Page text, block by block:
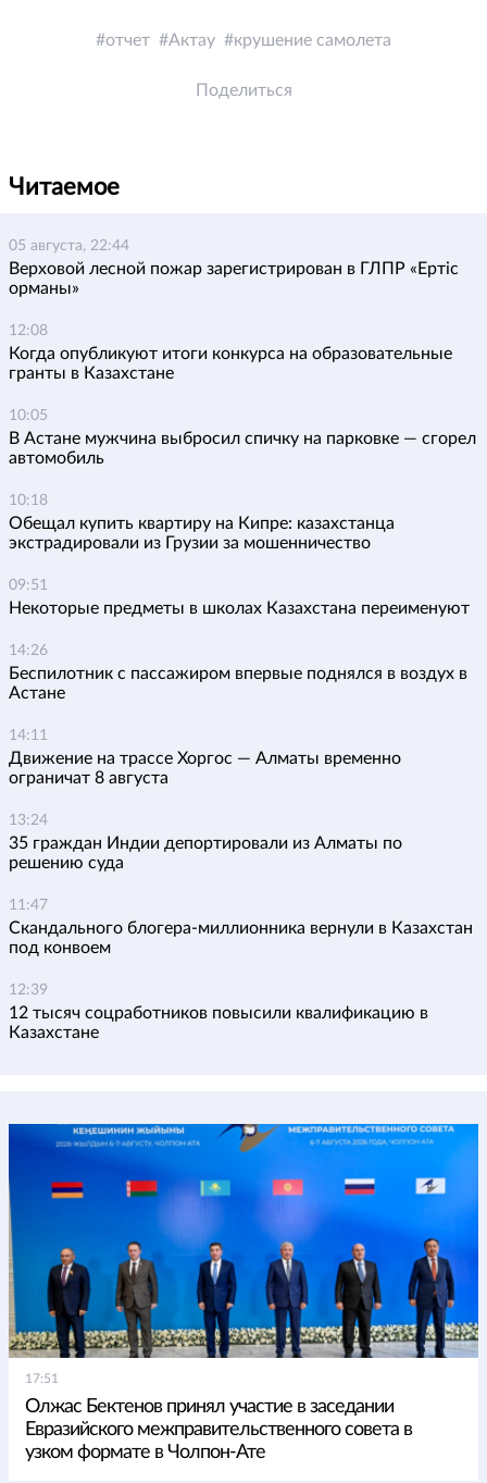
отчет Актау крушение самолета
Поделиться
Читаемое
05 августа, 22:44
Верховой лесной пожар зарегистрирован в ГЛПР «Ертіс
орманы»
12:08
Когда опубликуют итоги конкурса на образовательные
гранты в Казахстане
10:05
В Астане мужчина выбросил спичку на парковке — сгорел
автомобиль
10:18
Обещал купить квартиру на Кипре: казахстанца
экстрадировали из Грузии за мошенничество
09:51
Некоторые предметы в школах Казахстана переименуют
14:26
Беспилотник с пассажиром впервые поднялся в воздух в
Астане
14:11
Движение на трассе Хоргос — Алматы временно
ограничат 8 августа
13:24
35 граждан Индии депортировали из Алматы по
решению суда
11:47
Скандального блогера-миллионника вернули в Казахстан
под конвоем
12:39
12 тысяч соцработников повысили квалификацию в
Казахстане
17:51
Олжас Бектенов принял участие в заседании
Евразийского межправительственного совета в
узком формате в Чолпон-Ате